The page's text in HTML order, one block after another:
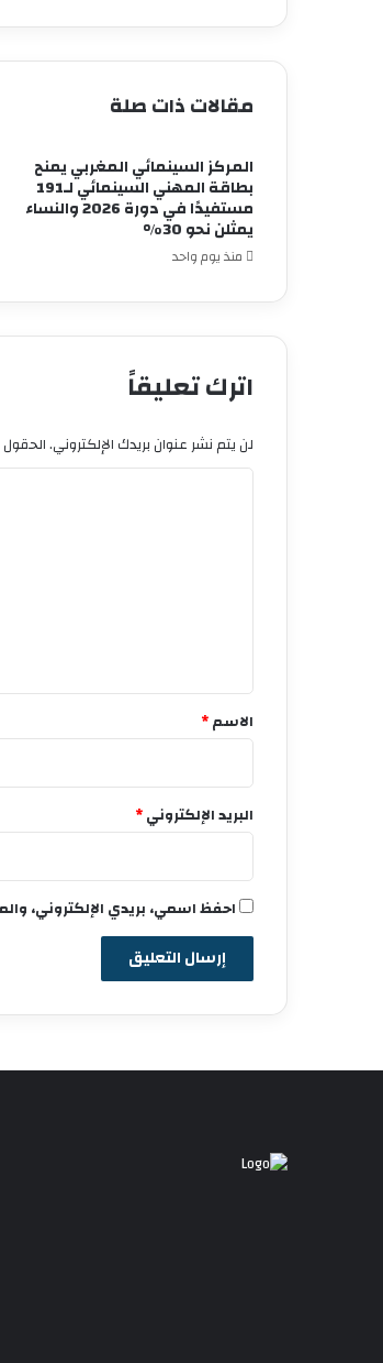
مقالات ذات صلة
المركز السينمائي المغربي يمنح
بطاقة المهني السينمائي لـ191
مستفيدًا في دورة 2026 والنساء
يمثلن نحو 30%
منذ يوم واحد
اترك تعليقاً
لن يتم نشر عنوان بريدك الإلكتروني.الحقول
*
الاسم*
البريد الإلكتروني*
احفظ اسمي، بريدي الإلكتروني،